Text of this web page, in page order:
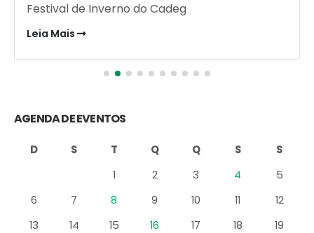
Festival de Inverno do Cadeg
Leia Mais
AGENDA DE EVENTOS
D S T Q Q S
S
1
2 3 4
5
6
7 8 9 10 11
12
13
14 15 16 17 18
19